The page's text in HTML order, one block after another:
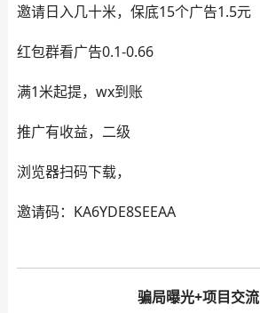
邀请日入几十米，保底15个广告1.5元
红包群看广告0.1-0.66
满1米起提，wx到账
推广有收益，二级
浏览器扫码下载，
邀请码：KA6YDE8SEEAA
骗局曝光+项目交流